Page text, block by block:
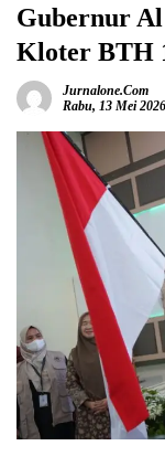
Gubernur
Kloter BTH
Jurnalone.com
Rabu, 13 Mei